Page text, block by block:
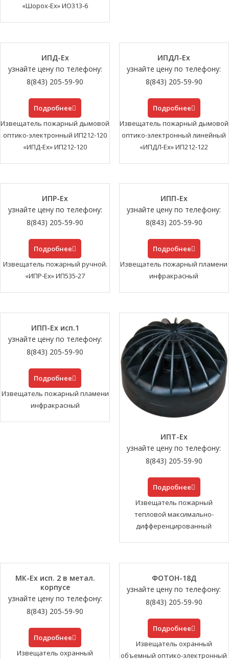
«Шорох-Ех» ИО313-6
ИПД-Ех
узнайте цену по телефону:
8(843) 205-59-90
Подробнее
Извещатель пожарный дымовой
оптико-электронный ИП212-120
«ИПД-Ех» ИП212-120
ИПДЛ-Ех
узнайте цену по телефону:
8(843) 205-59-90
Подробнее
Извещатель пожарный дымовой
оптико-электронный линейный
«ИПДЛ-Ех» ИП212-122
ИПР-Ех
узнайте цену по телефону:
8(843) 205-59-90
Подробнее
Извещатель пожарный ручной.
«ИПР-Ех» ИП535-27
ИПП-Ех
узнайте цену по телефону:
8(843) 205-59-90
Подробнее
Извещатель пожарный пламени
инфракрасный
ИПП-Ех исп.1
узнайте цену по телефону:
8(843) 205-59-90
Подробнее
Извещатель пожарный пламени
инфракрасный
ИПТ-Ех
узнайте цену по телефону:
8(843) 205-59-90
Подробнее
Извещатель пожарный
тепловой максимально-
дифференцированный
МК-Ех исп. 2 в метал.
корпусе
узнайте цену по телефону:
8(843) 205-59-90
Подробнее
Извещатель охранный
ФОТОН-18Д
узнайте цену по телефону:
8(843) 205-59-90
Подробнее
Извещатель охранный
объемный оптико-электронный